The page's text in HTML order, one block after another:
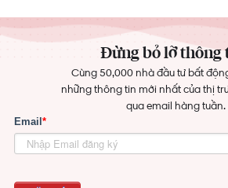
Đừng bỏ lỡ thông
Cùng 50,000 nhà đầu tư bất
những thông tin mới nhất của thị
qua email hàng tuần.